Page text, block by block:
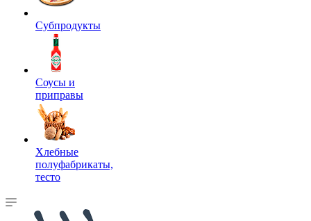
Субпродукты
Соусы и
приправы
Хлебные
полуфабрикаты,
тесто